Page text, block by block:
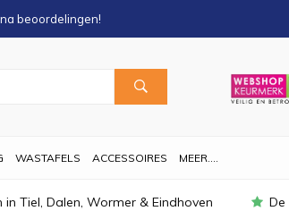
na beoordelingen!
WASTAFELS ACCESSOIRES MEER....
Tiel, Dalen, Wormer & Eindhoven De